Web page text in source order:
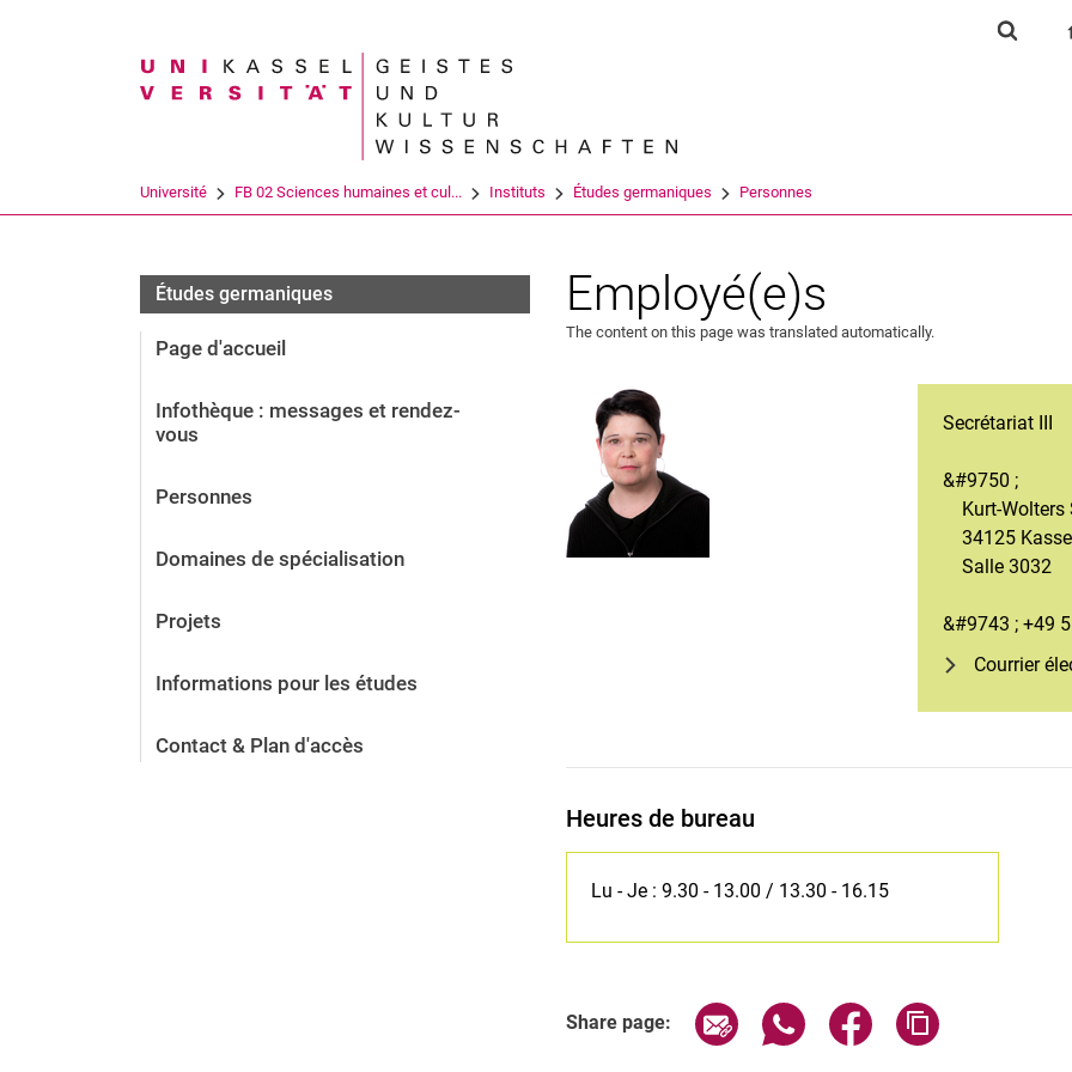
Jump directly to: content
Jump directly to: search
Jump directly to: main
Search term
Université FB 02 Sciences humaines et cul... Instituts Études germaniques Personnes
Études germaniques
Page d'accueil
Infothèque : messages et rendez-
vous
Personnes
Domaines de spécialisation
Projets
Informations pour les études
Contact & Plan d'accès
Employé(e)s
The content on this page was translated automatically.
Secrétariat III
&#9750 ;
Kurt-Wolters
34125
Salle 3032
&#9743 ; +49
Courrier
Heures de bureau
Lu - Je : 9.30 - 13.00 / 13.30 - 16.15
Share page: Share page via email
Share page via WhatsApp
Share page via